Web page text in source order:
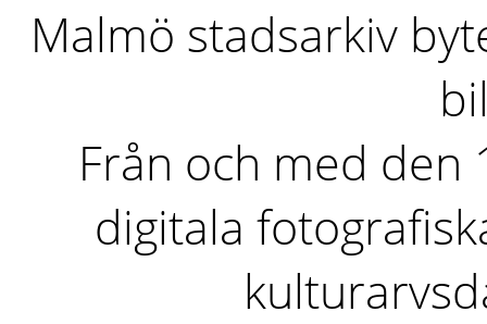
Malmö stadsarkiv
Från och med den
digitala